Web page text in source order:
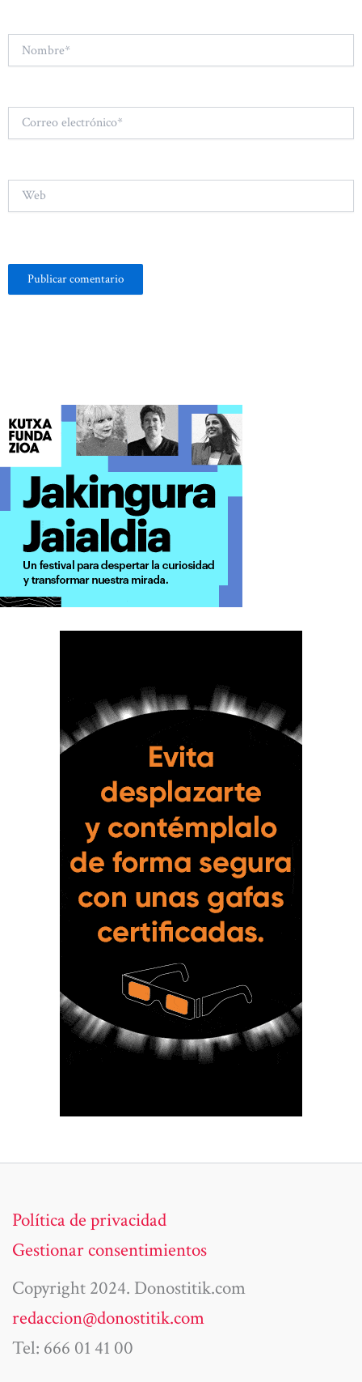
Correo
electrónico*
Web
Política de privacidad
Gestionar consentimientos
Copyright 2024. Donostitik.com
redaccion@donostitik.com
Tel: 666 01 41 00